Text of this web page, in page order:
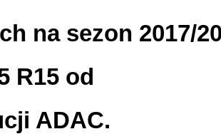
na sezon 2017/
R15 od
ADAC.